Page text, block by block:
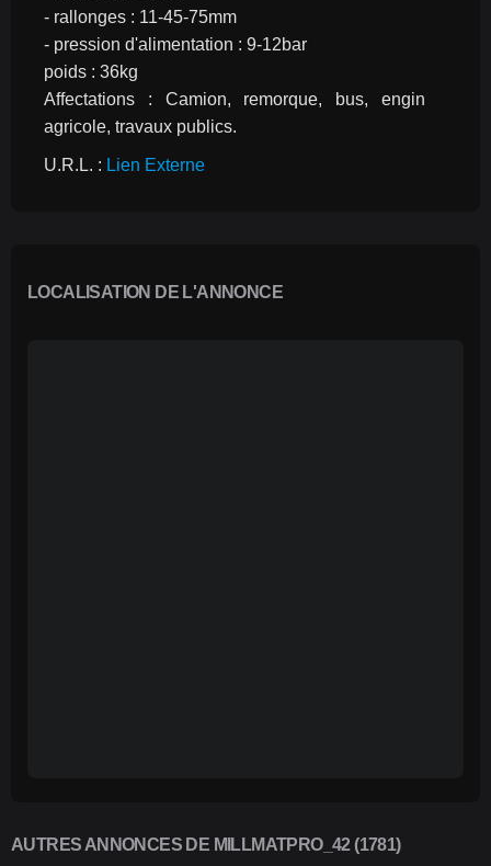
- rallonges : 11-45-75mm
- pression d'alimentation : 9-12bar
poids : 36kg
Affectations : Camion, remorque, bus, engin
agricole, travaux publics.
U.R.L. : Lien Externe
LOCALISATION DE L'ANNONCE
AUTRES ANNONCES DE MILLMATPRO_42 (1781)